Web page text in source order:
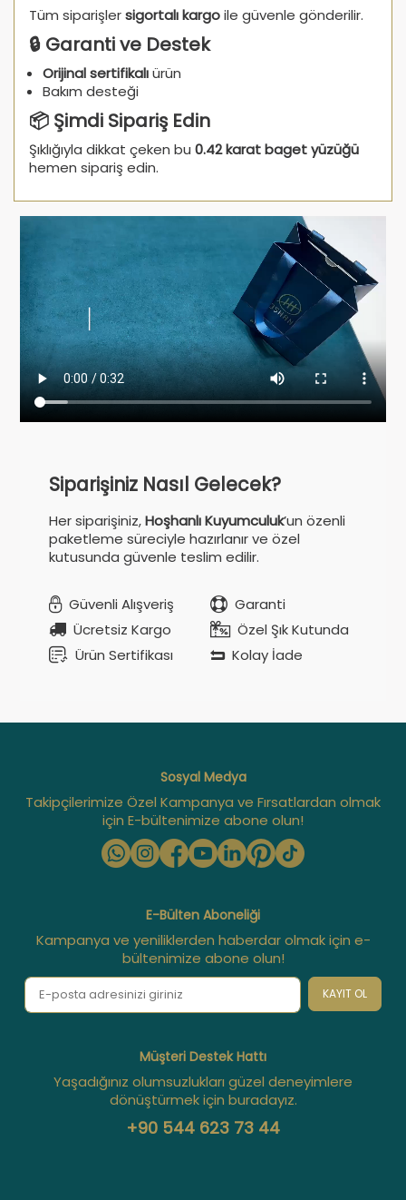
Tüm siparişlersigortalı kargoile güvenle gönderilir.
🔒 Garanti ve Destek
Orijinal sertifikalıürün
Bakım desteği
📦 Şimdi Sipariş Edin
Şıklığıyla dikkat çeken bu 0.42 karat baget yüzüğü
hemen sipariş edin.
Siparişiniz Nasıl Gelecek?
Her siparişiniz,Hoşhanlı Kuyumculuk’un özenli
paketleme süreciyle hazırlanır ve özel
kutusunda güvenle teslim edilir.
Güvenli Alışveriş
Garanti
Ücretsiz Kargo
Özel Şık Kutunda
Ürün Sertifikası
Kolay İade
Sosyal Medya
Takipçilerimize Özel Kampanya ve Fırsatlardan olmak
için E-bültenimize abone olun!
E-Bülten Aboneliği
Kampanya ve yeniliklerden haberdar olmak için e-
bültenimize abone olun!
KAYIT OL
Müşteri Destek Hattı
Yaşadığınız olumsuzlukları güzel deneyimlere
dönüştürmek için buradayız.
+90 544 623 73 44